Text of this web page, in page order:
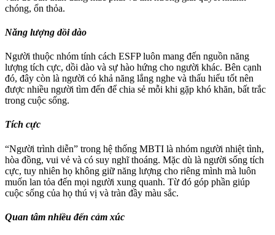
chóng, ổn thỏa.
Năng lượng dồi dào
Người thuộc nhóm tính cách ESFP luôn mang đến nguồn năng
lượng tích cực, dồi dào và sự hào hứng cho người khác. Bên cạnh
đó, đây còn là người có khả năng lắng nghe và thấu hiểu tốt nên
được nhiều người tìm đến để chia sẻ mỗi khi gặp khó khăn, bất trắc
trong cuộc sống.
Tích cực
“Người trình diễn” trong hệ thống MBTI là nhóm người nhiệt tình,
hòa đồng, vui vẻ và có suy nghĩ thoáng. Mặc dù là người sống tích
cực, tuy nhiên họ không giữ năng lượng cho riêng mình mà luôn
muốn lan tỏa đến mọi người xung quanh. Từ đó góp phần giúp
cuộc sống của họ thú vị và tràn đầy màu sắc.
Quan tâm nhiều đến cảm xúc